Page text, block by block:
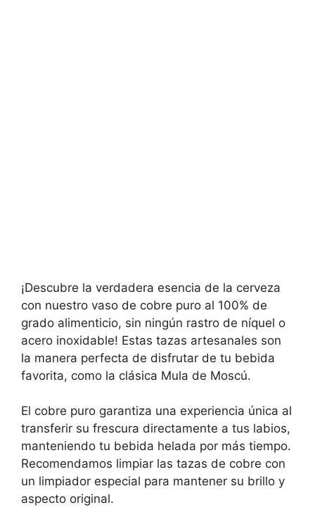
¡Descubre la verdadera esencia de la cerveza
con nuestro vaso de cobre puro al 100% de
grado alimenticio, sin ningún rastro de níquel o
acero inoxidable! Estas tazas artesanales son
la manera perfecta de disfrutar de tu bebida
favorita, como la clásica Mula de Moscú.
El cobre puro garantiza una experiencia única al
transferir su frescura directamente a tus labios,
manteniendo tu bebida helada por más tiempo.
Recomendamos limpiar las tazas de cobre con
un limpiador especial para mantener su brillo y
aspecto original.